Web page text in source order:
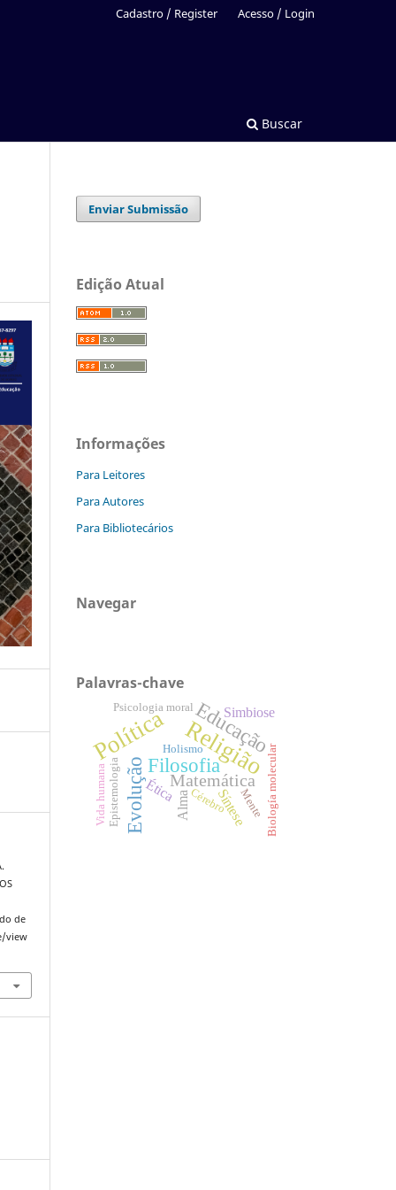
Buscar
Cadastro / Register Acesso / Login
de
view
Enviar Submissão
Edição Atual
Informações
Para Leitores
Para Autores
Para Bibliotecários
Navegar
Palavras-chave
Política Religião
Filosofia
Evolução
Educação
Matemática
Ética Síntese
Alma
Simbiose
Epistemologia
Holismo Biología molecular
Vida humana
Psicologia moral
Mente
Cérebro